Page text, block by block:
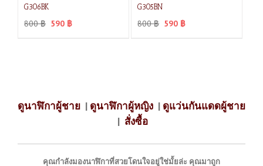
G306BK
800฿ 590 ฿
G305BN
800฿ 590 ฿
ดูนาฬิกาผู้ชาย | ดูนาฬิกาผู้หญิง | ดูแว่นกันแดดผู้ชาย
| สั่งซื้อ
คุณกำลังมองนาฬิกาที่สวยโดนใจอยู่ใช่มั้ยล่ะ คุณมาถูก